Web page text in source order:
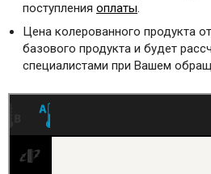
поступления оплаты.
Цена колерованного продукта
базового продукта и будет
специалистами при Вашем